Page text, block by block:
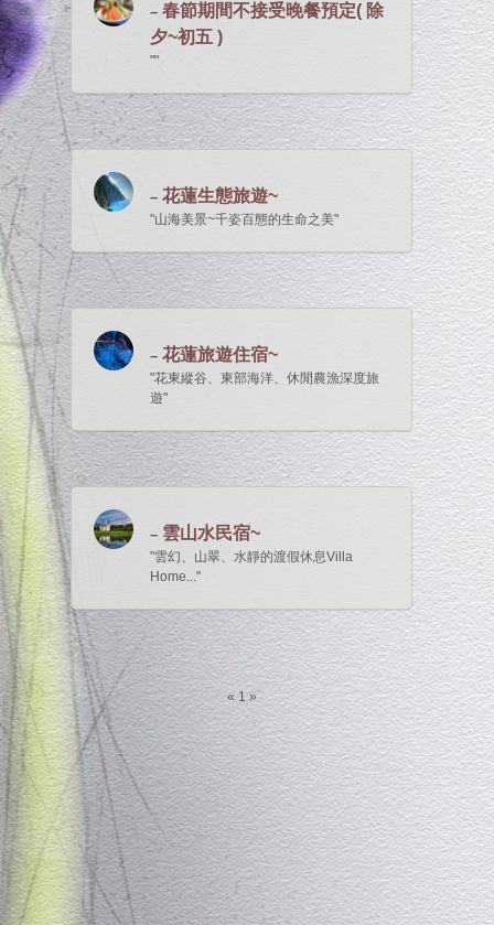
春節期間不接受晚餐預定( 除
夕~初五 )
花蓮生態旅遊~
山海美景~千姿百態的生命之美
花蓮旅遊住宿~
花東縱谷、東部海洋、休閒農漁深度旅
遊
雲山水民宿~
雲幻、山翠、水靜的渡假休息Villa
Home...
« 1 »